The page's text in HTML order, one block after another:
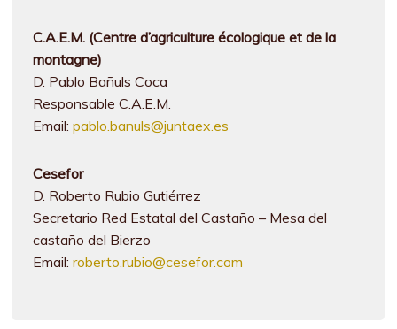
C.A.E.M. (Centre d’agriculture écologique et de la
montagne)
D. Pablo Bañuls Coca
Responsable C.A.E.M.
Email:pablo.banuls@juntaex.es
Cesefor
D. Roberto Rubio Gutiérrez
Secretario Red Estatal del Castaño – Mesa del
castaño del Bierzo
Email:roberto.rubio@cesefor.com